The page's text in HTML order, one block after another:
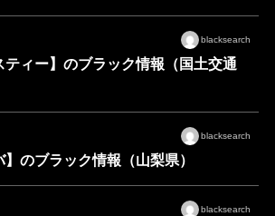
blacksearch
ティー】のブラック情報（国土交通
blacksearch
】のブラック情報（山梨県）
blacksearch